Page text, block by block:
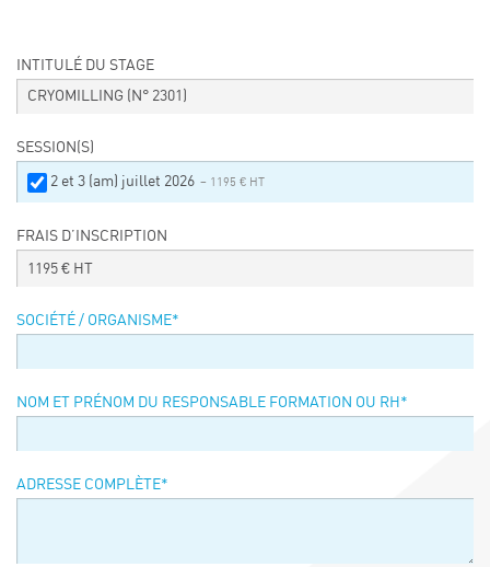
Equipe
Nous choisir
LOCATION DE SALLES DE FORMATION
Nos clients
Événements
sustainability – September 15 and 16, 2026
Contacts
INTITULÉ DU STAGE
CRYOMILLING (N° 2301)
SESSION(S)
2 et 3 (am) juillet 2026 – 1195 € HT
FRAIS D’INSCRIPTION
1195 € HT
SOCIÉTÉ / ORGANISME*
NOM ET PRÉNOM DU RESPONSABLE FORMATION OU RH *
ADRESSE COMPLÈTE*